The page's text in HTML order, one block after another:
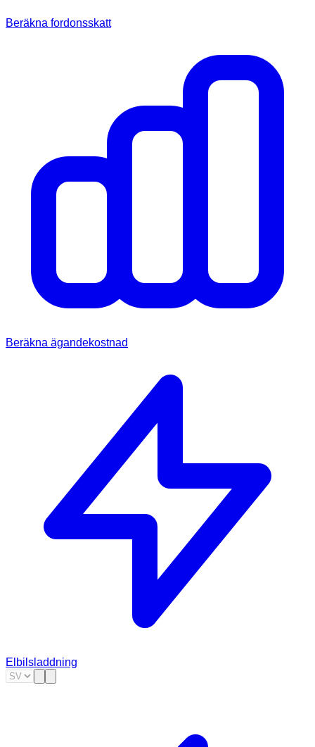
Beräkna fordonsskatt
Beräkna ägandekostnad
Elbilsladdning